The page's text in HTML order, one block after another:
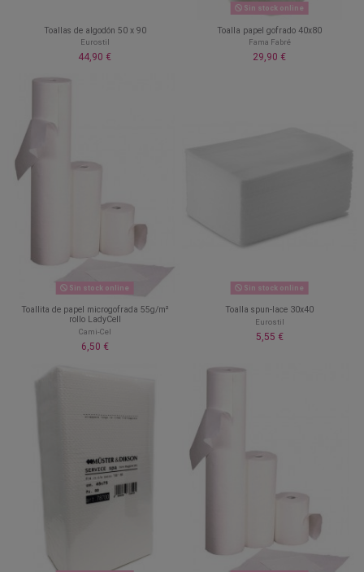
Toallas de algodón 50 x 90
Eurostil
44,90 €
Sin stock online
Toalla papel gofrado 40x80
Fama Fabré
29,90 €
Sin stock online
Toallita de papel microgofrada 55g/m²
rollo LadyCell
Cami-Cel
6,50 €
Sin stock online
Toalla spun-lace 30x40
Eurostil
5,55 €